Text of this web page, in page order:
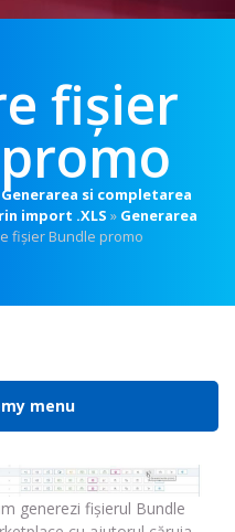
fișier
Generarea si completarea
import .XLS » Generarea
fișier Bundle promo
menu
generezi fișierul Bundle